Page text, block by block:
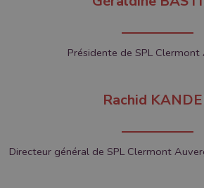
Présidente de SPL Clermont
Rachid
Directeur général de SPL Clermont